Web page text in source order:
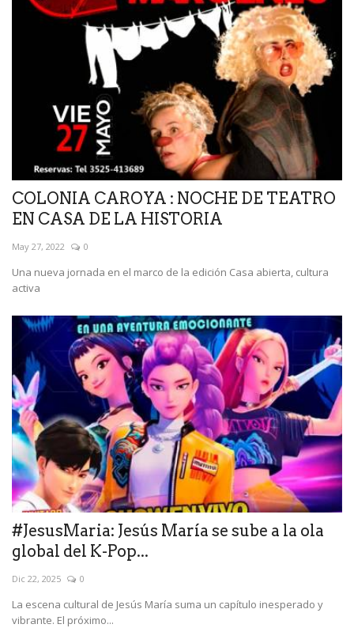
COLONIA CAROYA : NOCHE DE TEATRO
EN CASA DE LA HISTORIA
May 27, 2022 0
Una nueva jornada en el marco de la edición Casa abierta, cultura
activa
#JesusMaria: Jesús María se sube a la ola
global del K-Pop...
Dic 22, 2025 0
La escena cultural de Jesús María suma un capítulo inesperado y
vibrante. El próximo...